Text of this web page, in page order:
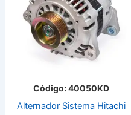
Código: 40050KD
Alternador Sistema Hitachi